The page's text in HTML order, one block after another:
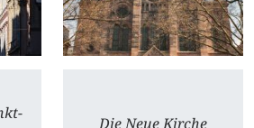
Die Neue Kirche